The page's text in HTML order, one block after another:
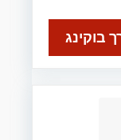
בוקינג